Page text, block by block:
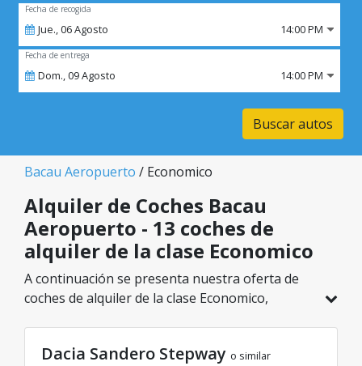
Fecha de recogida
Jue.,06Agosto 14:00 PM
Fecha de entrega
Dom.,09Agosto 14:00 PM
Buscar autos
Bacau Aeropuerto / Economico
Alquiler de Coches Bacau
Aeropuerto - 13 coches de
alquiler de la clase Economico
A continuación se presenta nuestra oferta de
coches de alquiler de la clase Economico,
modelo ideal de la categoría seleccionada, con
Dacia Sandero Stepway o similar